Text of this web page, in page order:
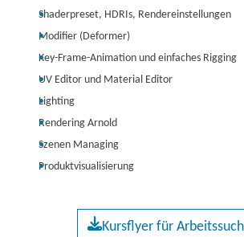
Shaderpreset, HDRIs, Rendereinstellungen
Modifier (Deformer)
Key-Frame-Animation und einfaches Rigging
UV Editor und Material Editor
Lighting
Rendering Arnold
Szenen Managing
Produktvisualisierung
Kursflyer für